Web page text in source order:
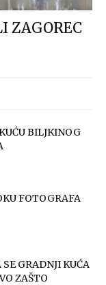
ZAGOREC
BILJKINOG
FOTOGRAFA
SE GRADNJI KUĆA
ZAŠTO